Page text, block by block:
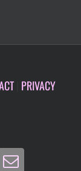
| PRIVACY